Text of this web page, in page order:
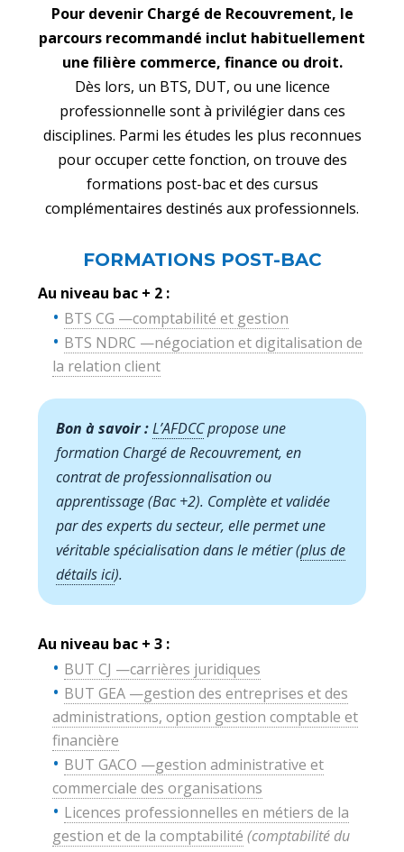
Pour devenir Chargé de Recouvrement, le
parcours recommandé inclut habituellement
une filière commerce, finance ou droit.
Dès lors, un BTS, DUT, ou une licence
professionnelle sont à privilégier dans ces
disciplines. Parmi les études les plus reconnues
pour occuper cette fonction, on trouve des
formations post-bac et des cursus
complémentaires destinés aux professionnels.
FORMATIONS POST-BAC
Au niveau bac + 2 :
BTS CG —comptabilité et gestion
BTS NDRC —négociation et digitalisation de
la relation client
Bon à savoir : L’AFDCCpropose une
formation Chargé de Recouvrement, en
contrat de professionnalisation ou
apprentissage (Bac +2). Complète et validée
par des experts du secteur, elle permet une
véritable spécialisation dans le métier (plus de
détails ici).
Au niveau bac + 3 :
BUT CJ —carrières juridiques
BUT GEA —gestion des entreprises et des
administrations, option gestion comptable et
financière
BUT GACO —gestion administrative et
commerciale des organisations
Licences professionnelles en métiers de la
gestion et de la comptabilité (comptabilité du